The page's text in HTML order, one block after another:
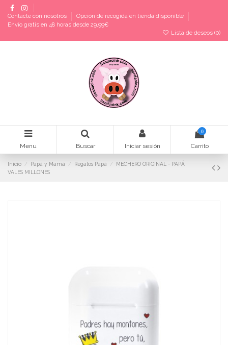
Contacte con nosotros
Opción de recogida en tienda disponible
Envío gratis en 48 horas desde 29,99€
Lista de deseos (0)
Menu Buscar Iniciar sesión
0
Carrito
Inicio Papá y Mamá Regalos Papá
MECHERO ORIGINAL - PAPÁ
VALES MILLONES